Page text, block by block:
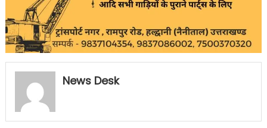
News Desk